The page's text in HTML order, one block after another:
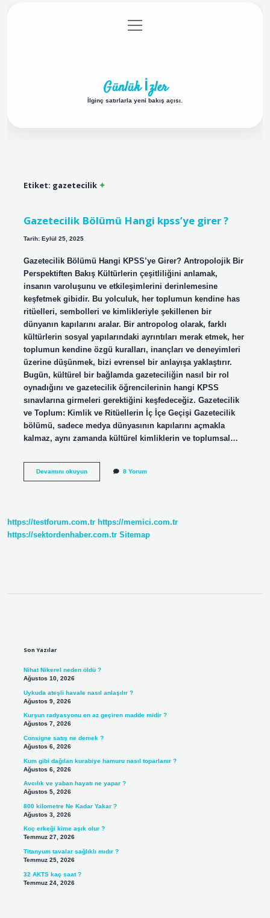
Gizlilik Politikası
menüyü
aç
Günlük İzler
İlginç satırlarla yeni bakış açısı.
Etiket: gazetecilik
Gazetecilik Bölümü Hangi kpss’ye girer ?
Tarih: Eylül 25, 2025
Gazetecilik Bölümü Hangi KPSS’ye Girer? Antropolojik Bir
Perspektiften Bakış Kültürlerin çeşitliliğini anlamak,
insanın varoluşunu ve etkileşimlerini derinlemesine
keşfetmek gibidir. Bu yolculuk, her toplumun kendine has
ritüelleri, sembolleri ve kimlikleriyle şekillenen bir
dünyanın kapılarını aralar. Bir antropolog olarak, farklı
kültürlerin sosyal yapılarındaki ayrıntıları merak etmek, her
toplumun kendine özgü kuralları, inançları ve deneyimleri
üzerine düşünmek, bizi evrensel bir anlayışa yaklaştırır.
Bugün, kültürel bir bağlamda gazeteciliğin nasıl bir rol
oynadığını ve gazetecilik öğrencilerinin hangi KPSS
sınavlarına girmeleri gerektiğini keşfedeceğiz. Gazetecilik
ve Toplum: Kimlik ve Ritüellerin İç İçe Geçişi Gazetecilik
bölümü, sadece medya dünyasının kapılarını açmakla
kalmaz, aynı zamanda kültürel kimliklerin ve toplumsal…
Devamını okuyunGazetecilik 8 Yorum
https://testforum.com.tr https://memici.com.tr
https://sektordenhaber.com.tr Sitemap
Son Yazılar
Nihat Nikerel neden öldü ?
Ağustos 10, 2026
Uykuda ateşli havale nasıl anlaşılır ?
Ağustos 9, 2026
Kurşun radyasyonu en az geçiren madde midir ?
Ağustos 7, 2026
Consigne satış ne demek ?
Ağustos 6, 2026
Kum gibi dağılan kurabiye hamuru nasıl toparlanır ?
Ağustos 6, 2026
Avcılık ve yaban hayatı ne yapar ?
Ağustos 5, 2026
800 kilometre Ne Kadar Yakar ?
Ağustos 3, 2026
Koç erkeği kime aşık olur ?
Temmuz 27, 2026
Titanyum tavalar sağlıklı mıdır ?
Temmuz 25, 2026
32 AKTS kaç saat ?
Temmuz 24, 2026